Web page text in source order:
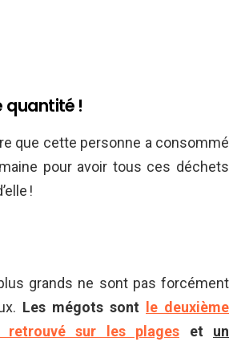
quantité !
que cette personne a consommé
pour avoir tous ces déchets
!
grands ne sont pas forcément
Les mégots sont
le deuxième
sur les plages et un